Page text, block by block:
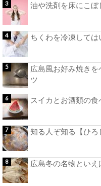
油や洗剤を床にこ
ちくわを冷凍しては
広島風お好み焼き
ツ
スイカとお酒類の食
知る人ぞ知る【ひろ
広島冬の名物といえ